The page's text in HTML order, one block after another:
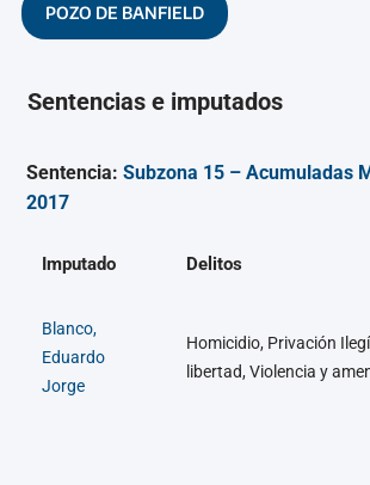
POZO DE BANFIELD
Sentencias e imputados
Sentencia:Subzona 15 – Acumuladas
2017
Imputado Delitos
Blanco,
Eduardo
Jorge
Homicidio, Privación
libertad, Violencia y